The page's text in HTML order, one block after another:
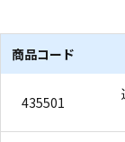
商品コード
435501